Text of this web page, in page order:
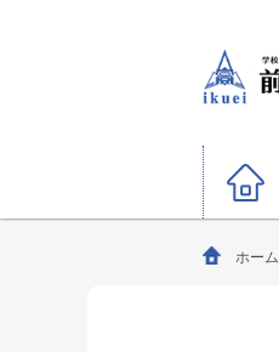
ホーム